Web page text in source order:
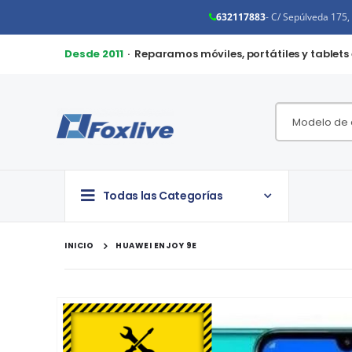
632117883- C/ Sepúlveda
Desde 2011· Reparamos móviles, portátiles y tablets
Todas las Categorías
INICIO HUAWEI ENJOY 9E
Saltar
al
final